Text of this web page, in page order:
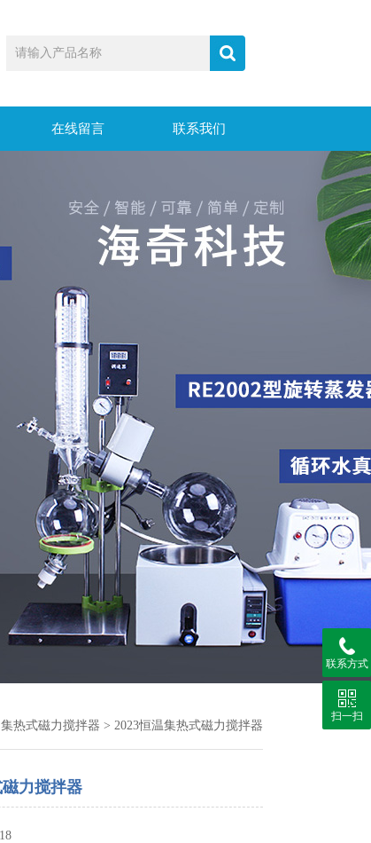
在线留言 联系我们
集热式磁力搅拌器 > 2023恒温集热式磁力搅拌器
力搅拌器
联系方式
扫一扫